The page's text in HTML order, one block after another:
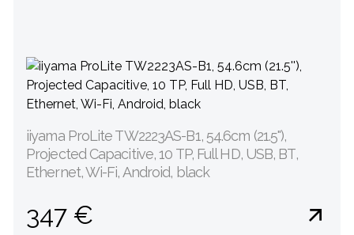
iiyama ProLite TW2223AS-B1, 54.6cm (21.5''),
Projected Capacitive, 10 TP, Full HD, USB, BT,
Ethernet, Wi-Fi, Android, black
347 €